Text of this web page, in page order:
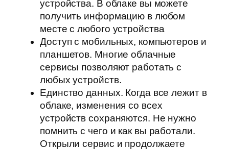
устройства. В облаке вы можете
получить информацию в любом
месте с любого устройства
Доступ с мобильных, компьютеров и
планшетов. Многие облачные
сервисы позволяют работать с
любых устройств.
Единство данных. Когда все лежит в
облаке, изменения со всех
устройств сохраняются. Не нужно
помнить с чего и как вы работали.
Открыли сервис и продолжаете